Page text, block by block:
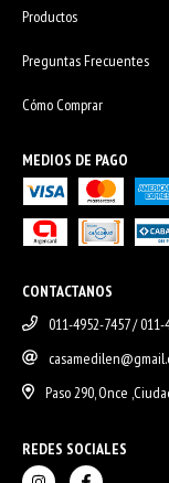
Productos
Preguntas Frecuentes
Cómo Comprar
MEDIOS DE PAGO
CONTACTANOS
011-4952-7457 /
Paso 290, Once
REDES SOCIALES